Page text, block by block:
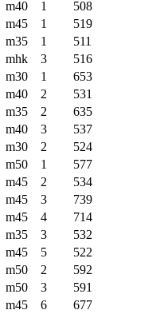
m40 1
508
m45 1
519
m35 1
511
mhk 3
516
m30 1
653
m40 2
531
m35 2
635
m40 3
537
m30 2
524
m50 1
577
m45 2
534
m45 3
739
m45 4
714
m35 3
532
m45 5
522
m50 2
592
m50 3
591
m45 6
677